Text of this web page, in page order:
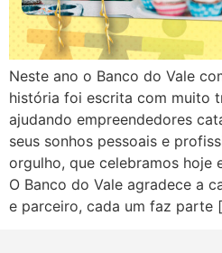
Neste ano o Banco do Vale
história foi escrita com muito
ajudando empreendedores
seus sonhos pessoais e
orgulho, que celebramos hoje
O Banco do Vale agradece a
e parceiro, cada um faz parte